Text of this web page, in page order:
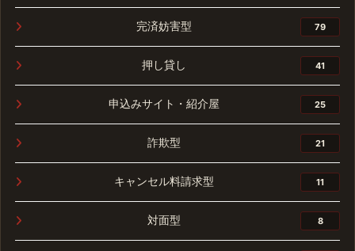
完済妨害型 79
押し貸し 41
申込みサイト・紹介屋 25
詐欺型 21
キャンセル料請求型 11
対面型 8